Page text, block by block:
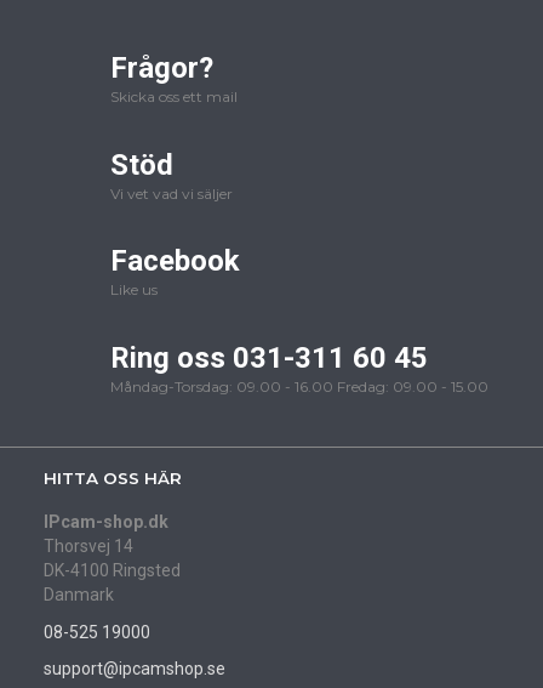
Frågor?
Skicka oss ett mail
Stöd
Vi vet vad vi säljer
Facebook
Like us
Ring oss 031-311 60 45
Måndag-Torsdag: 09.00 - 16.00 Fredag: 09.00 - 15.00
HITTA OSS HÄR
IPcam-shop.dk
Thorsvej 14
DK-4100 Ringsted
Danmark
08-525 19000
support@ipcamshop.se